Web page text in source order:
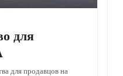
для
для продавцов на